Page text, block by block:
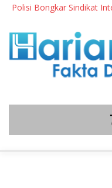
Bongkar Sindikat